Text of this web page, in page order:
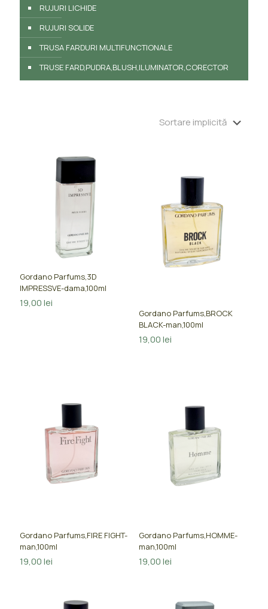
RUJURI LICHIDE
RUJURI SOLIDE
TRUSA FARDURI MULTIFUNCTIONALE
TRUSE FARD,PUDRA,BLUSH,ILUMINATOR,CORECTOR
Gordano Parfums,3D
IMPRESSVE-dama,100ml
19,00lei
Gordano Parfums,BROCK
BLACK-man,100ml
19,00lei
Gordano Parfums,FIRE FIGHT-
man,100ml
19,00lei
Gordano Parfums,HOMME-
man,100ml
19,00lei